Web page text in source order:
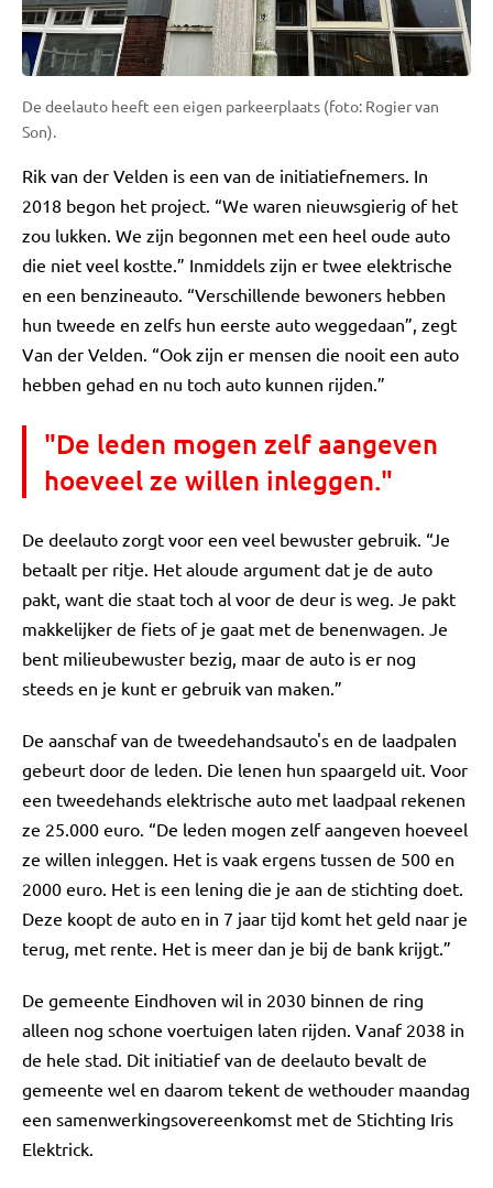
De deelauto heeft een eigen parkeerplaats (foto: Rogier van
Son).
Rik van der Velden is een van de initiatiefnemers. In
2018 begon het project. “We waren nieuwsgierig of het
zou lukken. We zijn begonnen met een heel oude auto
die niet veel kostte.” Inmiddels zijn er twee elektrische
en een benzineauto. “Verschillende bewoners hebben
hun tweede en zelfs hun eerste auto weggedaan”, zegt
Van der Velden. “Ook zijn er mensen die nooit een auto
hebben gehad en nu toch auto kunnen rijden.”
"De leden mogen zelf aangeven
hoeveel ze willen inleggen."
De deelauto zorgt voor een veel bewuster gebruik. “Je
betaalt per ritje. Het aloude argument dat je de auto
pakt, want die staat toch al voor de deur is weg. Je pakt
makkelijker de fiets of je gaat met de benenwagen. Je
bent milieubewuster bezig, maar de auto is er nog
steeds en je kunt er gebruik van maken.”
De aanschaf van de tweedehandsauto's en de laadpalen
gebeurt door de leden. Die lenen hun spaargeld uit. Voor
een tweedehands elektrische auto met laadpaal rekenen
ze 25.000 euro. “De leden mogen zelf aangeven hoeveel
ze willen inleggen. Het is vaak ergens tussen de 500 en
2000 euro. Het is een lening die je aan de stichting doet.
Deze koopt de auto en in 7 jaar tijd komt het geld naar je
terug, met rente. Het is meer dan je bij de bank krijgt.”
De gemeente Eindhoven wil in 2030 binnen de ring
alleen nog schone voertuigen laten rijden. Vanaf 2038 in
de hele stad. Dit initiatief van de deelauto bevalt de
gemeente wel en daarom tekent de wethouder maandag
een samenwerkingsovereenkomst met de Stichting Iris
Elektrick.